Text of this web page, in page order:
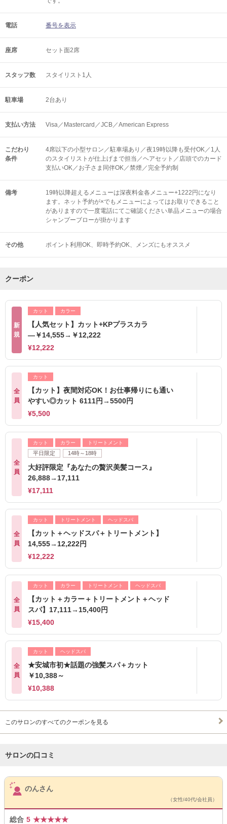
電話 番号を表示
座席 セット面2席
スタッフ数 スタイリスト1人
駐車場 2台あり
支払い方法 Visa／Mastercard／JCB／American Express
こだわり
条件
4席以下の小型サロン／駐車場あり／夜19時以降も受付OK／1人
のスタイリストが仕上げまで担当／ヘアセット／店頭でのカード
支払いOK／お子さま同伴OK／禁煙／完全予約制
備考
19時以降超えるメニューは深夜料金各メニュー+1222円になり
ます。ネット予約が×でもメニューによってはお取りできること
がありますので一度電話にてご確認ください単品メニューの場合
シャンプーブローが掛かります
その他 ポイント利用OK 即時予約OK メンズにもオススメ
クーポン
新
規
カット カラー
【人気セット】カット+KPプラスカラ
―￥14,555→￥12,222
¥12,222
全
員
カット
【カット】夜間対応OK！お仕事帰りにも通い
やすい◎カット 6111円→5500円
¥5,500
全
員
カット カラー トリートメント
平日限定 14時～18時
大好評限定『あなたの贅沢美髪コース』
26,888→17,111
¥17,111
全
員
カット トリートメント ヘッドスパ
【カット＋ヘッドスパ＋トリートメント】
14,555→12,222円
¥12,222
全
員
カット カラー トリートメント ヘッドスパ
【カット＋カラー＋トリートメント＋ヘッド
スパ】17,111→15,400円
¥15,400
全
員
カット ヘッドスパ
★安城市初★話題の強髪スパ＋カット
￥10,388～
¥10,388
このサロンのすべてのクーポンを見る
サロンの口コミ
サロンPick Up
のんさん
（女性/40代/会社員）
総合 5 ★★★★★